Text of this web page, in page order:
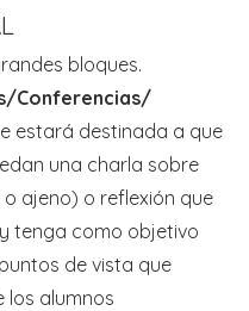
bloques.
Conferencias/
estará destinada a que
una charla sobre
ajeno) o reflexión que
tenga como objetivo
de vista que
los alumnos